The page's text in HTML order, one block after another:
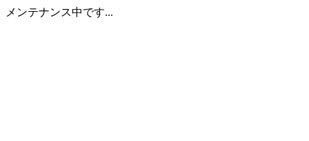
メンテナンス中です...